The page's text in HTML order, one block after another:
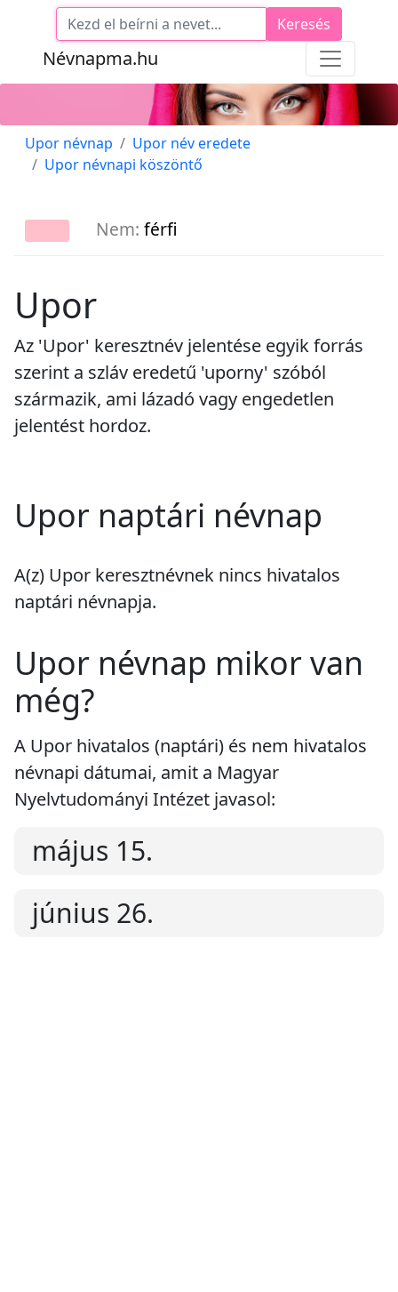
Névnapma.hu
Keresés
Upor névnap
Upor név eredete
Upor névnapi köszöntő
Nem: férfi
Upor
Az 'Upor' keresztnév jelentése egyik forrás
szerint a szláv eredetű 'uporny' szóból
származik, ami lázadó vagy engedetlen
jelentést hordoz.
Upor naptári névnap
A(z) Upor keresztnévnek nincs hivatalos
naptári névnapja.
Upor névnap mikor van
még?
A Upor hivatalos (naptári) és nem hivatalos
névnapi dátumai, amit a Magyar
Nyelvtudományi Intézet javasol:
május 15.
június 26.